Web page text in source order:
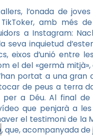
l’onada de
amb més
a Instagram:
seva inquietud
eixos d’unió entre
el del «germà
portat a una gran
de peus a terra
a Déu. Al final
que penjarà a
el testimoni de la
, que, acompanyada de